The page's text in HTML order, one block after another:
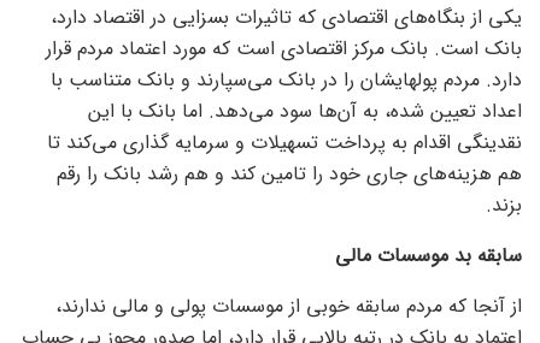
یکی از بنگاه‌های اقتصادی که تاثیرات بسزایی در اقتصاد دارد،
بانک است. بانک مرکز اقتصادی است که مورد اعتماد مردم قرار
دارد. مردم پولهایشان را در بانک می‌سپارند و بانک متناسب با
اعداد تعیین شده، به آن‌ها سود می‌دهد. اما بانک با این
نقدینگی اقدام به پرداخت تسهیلات و سرمایه گذاری می‌کند تا
هم هزینه‌های جاری خود را تامین کند و هم رشد بانک را رقم
بزند.
سابقه بد موسسات مالی
از آنجا که مردم سابقه خوبی از موسسات پولی و مالی ندارند،